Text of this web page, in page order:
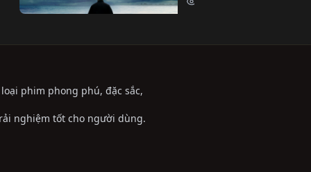
phim phong phú, đặc sắc,
nghiệm tốt cho người dùng.